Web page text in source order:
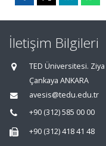
İletişim Bilgileri
TED Üniversitesi.
Çankaya ANKARA
avesis@tedu.edu.tr
+90 (312) 585 00 00
+90 (312) 418 41 48